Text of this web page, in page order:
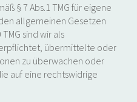
§ 7 Abs.1 TMG für eigene
allgemeinen Gesetzen
sind wir als
übermittelte oder
zu überwachen oder
auf eine rechtswidrige